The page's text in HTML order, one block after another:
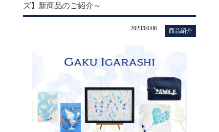
ズ】新商品のご紹介～
2023/04/06 商品紹介